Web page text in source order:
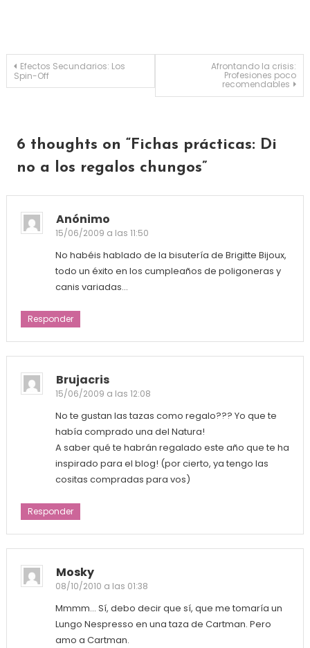
Navegación de entradas
Efectos Secundarios: Los
Spin-Off
Afrontando la crisis:
Profesiones poco
recomendables
6 thoughts on “Fichas prácticas: Di
no a los regalos chungos”
Anónimo
15/06/2009 a las 11:50
No habéis hablado de la bisutería de Brigitte Bijoux,
todo un éxito en los cumpleaños de poligoneras y
canis variadas…
Responder
Brujacris
15/06/2009 a las 12:08
No te gustan las tazas como regalo??? Yo que te
había comprado una del Natura!
A saber qué te habrán regalado este año que te ha
inspirado para el blog! (por cierto, ya tengo las
cositas compradas para vos)
Responder
Mosky
08/10/2010 a las 01:38
Mmmm… Sí, debo decir que sí, que me tomaría un
Lungo Nespresso en una taza de Cartman. Pero
amo a Cartman.